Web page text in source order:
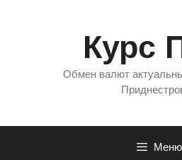
Курс
Обмен валют
Меню